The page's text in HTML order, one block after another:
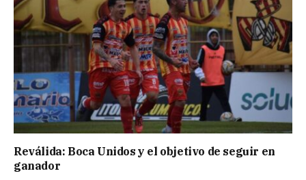
Reválida: Boca Unidos y el objetivo de seguir en
ganador